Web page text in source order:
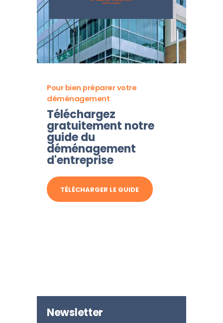
Pour bien préparer votre
déménagement
Téléchargez
gratuitement notre
guide du
déménagement
d'entreprise
TÉLÉCHARGER LE GUIDE
Newsletter